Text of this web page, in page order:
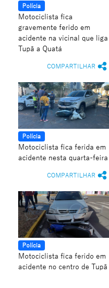
Polícia
Motociclista fica
gravemente ferido em
acidente na vicinal que liga
Tupã a Quatá
COMPARTILHAR
Polícia
Motociclista fica ferida em
acidente nesta quarta-feira
COMPARTILHAR
Polícia
Motociclista fica ferido em
acidente no centro de Tupã